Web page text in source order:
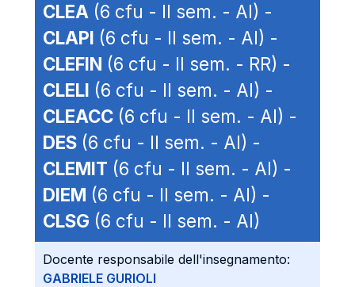
CLEA (6 cfu - II sem. - AI) -
CLAPI (6 cfu - II sem. - AI) -
CLEFIN (6 cfu - II sem. - RR) -
CLELI (6 cfu - II sem. - AI) -
CLEACC (6 cfu - II sem. - AI) -
DES (6 cfu - II sem. - AI) -
CLEMIT (6 cfu - II sem. - AI) -
DIEM (6 cfu - II sem. - AI) -
CLSG (6 cfu - II sem. - AI)
Docente responsabile dell'insegnamento:
GABRIELE GURIOLI